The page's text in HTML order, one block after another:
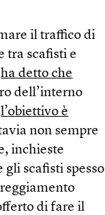
il traffico di
tra scafisti e
ha detto che
dell’interno
l’obiettivo è
non sempre
inchieste
scafisti spesso
di fare il